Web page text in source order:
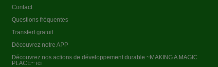
Contact
Questions fréquentes
Transfert gratuit
Découvrez notre APP
Découvrez nos actions de développement durable ~MAKING A MAGIC
PLACE~ ici